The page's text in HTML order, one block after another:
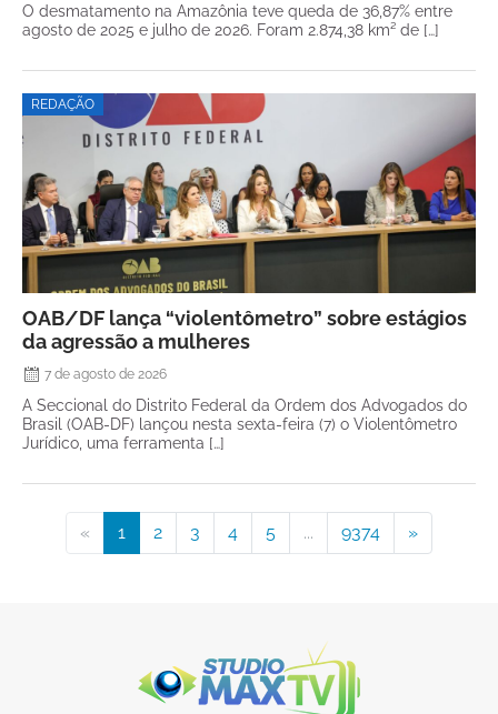
O desmatamento na Amazônia teve queda de 36,87% entre
agosto de 2025 e julho de 2026. Foram 2.874,38 km² de […]
REDAÇÃO
OAB/DF lança “violentômetro” sobre estágios
da agressão a mulheres
7 de agosto de 2026
A Seccional do Distrito Federal da Ordem dos Advogados do
Brasil (OAB-DF) lançou nesta sexta-feira (7) o Violentômetro
Jurídico, uma ferramenta […]
« 1 2 3 4 5 ... 9374 »